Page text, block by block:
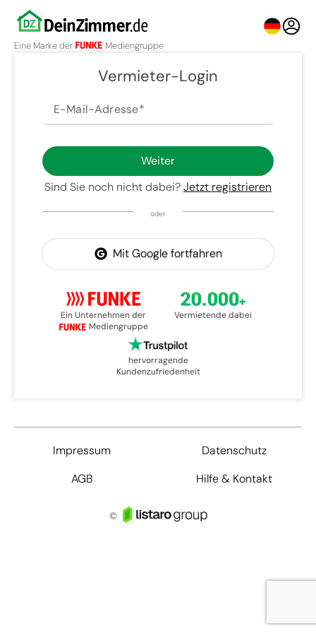
Eine Marke der Mediengruppe
Vermieter-Login
E-Mail-Adresse
Weiter
Sind Sie noch nicht dabei?Jetzt registrieren
oder
Mit Google fortfahren
Ein Unternehmen der
Mediengruppe
Vermietende dabei
hervorragende
Kundenzufriedenheit
Impressum
Datenschutz
AGB
Hilfe & Kontakt
©